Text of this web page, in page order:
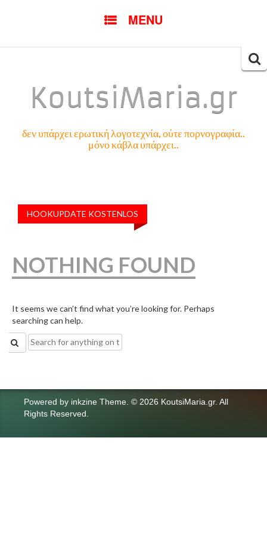
MENU
KoutsiMaria.gr
δεν υπάρχει ερωτική λογοτεχνία, ούτε πορνογραφία..
μόνο κάβλα υπάρχει..
HOOKUPDATE KOSTENLOS
NOTHING FOUND
It seems we can’t find what you’re looking for. Perhaps
searching can help.
Search
for:
Powered by inkzine Theme © 2026 KoutsiMaria.gr. All
Rights Reserved.